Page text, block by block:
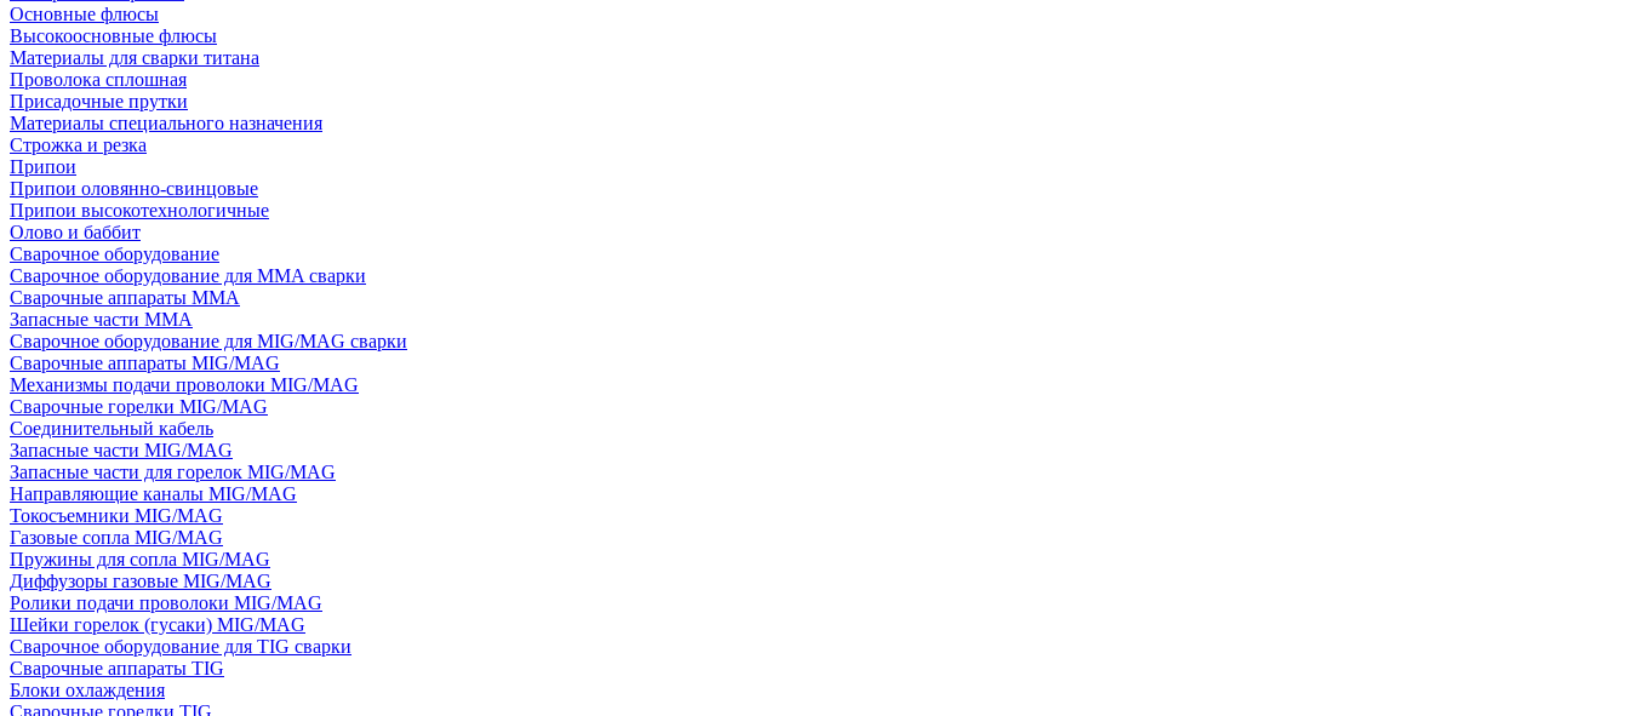
Основные флюсы
Высокоосновные флюсы
Материалы для сварки титана
Проволока сплошная
Присадочные прутки
Материалы специального назначения
Строжка и резка
Припои
Припои оловянно-свинцовые
Припои высокотехнологичные
Олово и баббит
Сварочное оборудование
Сварочное оборудование для MMA сварки
Сварочные аппараты MMA
Запасные части MMA
Сварочное оборудование для MIG/MAG сварки
Сварочные аппараты MIG/MAG
Механизмы подачи проволоки MIG/MAG
Сварочные горелки MIG/MAG
Соединительный кабель
Запасные части MIG/MAG
Запасные части для горелок MIG/MAG
Направляющие каналы MIG/MAG
Токосъемники MIG/MAG
Газовые сопла MIG/MAG
Пружины для сопла MIG/MAG
Диффузоры газовые MIG/MAG
Ролики подачи проволоки MIG/MAG
Шейки горелок (гусаки) MIG/MAG
Сварочное оборудование для TIG сварки
Сварочные аппараты TIG
Блоки охлаждения
Сварочные горелки TIG